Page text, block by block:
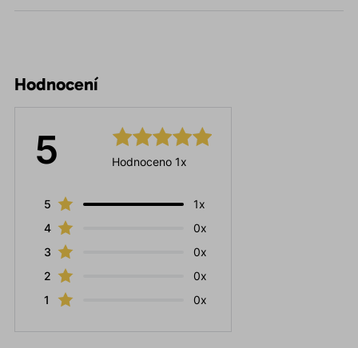
Hodnocení
5 Hodnoceno 1x
5
1x
4
0x
3
0x
2
0x
1
0x